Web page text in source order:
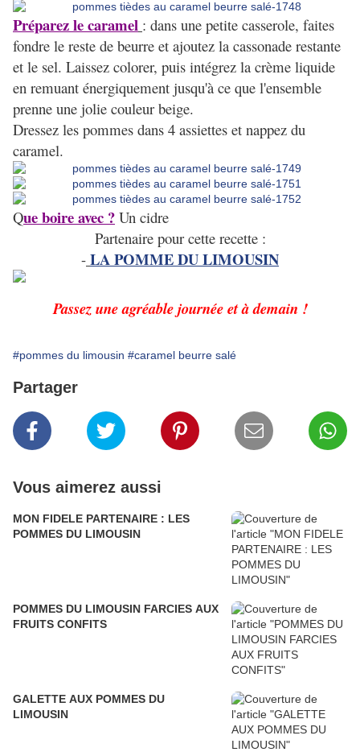
Préparez le caramel : dans une petite casserole, faites
fondre le reste de beurre et ajoutez la cassonade restante
et le sel. Laissez colorer, puis intégrez la crème liquide
en remuant énergiquement jusqu'à ce que l'ensemble
prenne une jolie couleur beige.
Dressez les pommes dans 4 assiettes et nappez du
caramel.
Que boire avec ? Un cidre
Partenaire pour cette recette :
- LA POMME DU LIMOUSIN
Passez une agréable journée et à demain !
#pommes du limousin #caramel beurre salé
Partager
Vous aimerez aussi
MON FIDELE PARTENAIRE : LES
POMMES DU LIMOUSIN
POMMES DU LIMOUSIN FARCIES AUX
FRUITS CONFITS
GALETTE AUX POMMES DU
LIMOUSIN